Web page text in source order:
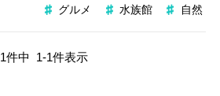
グルメ 水族館 自然
1件中 1-1件表示